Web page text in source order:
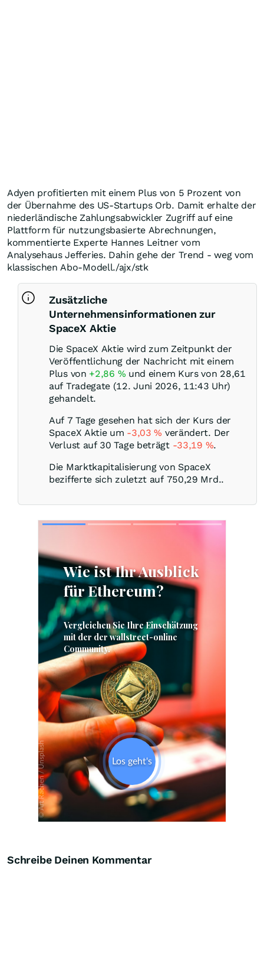
Adyen profitierten mit einem Plus von 5 Prozent von
der Übernahme des US-Startups Orb. Damit erhalte der
niederländische Zahlungsabwickler Zugriff auf eine
Plattform für nutzungsbasierte Abrechnungen,
kommentierte Experte Hannes Leitner vom
Analysehaus Jefferies. Dahin gehe der Trend - weg vom
klassischen Abo-Modell./ajx/stk
Zusätzliche
Unternehmensinformationen zur
SpaceX Aktie
Die SpaceX Aktie wird zum Zeitpunkt der
Veröffentlichung der Nachricht mit einem
Plus von +2,86 % und einem Kurs von 28,61
auf Tradegate (12. Juni 2026, 11:43 Uhr)
gehandelt.
Auf 7 Tage gesehen hat sich der Kurs der
SpaceX Aktie um -3,03% verändert. Der
Verlust auf 30 Tage beträgt -33,19 %.
Die Marktkapitalisierung von SpaceX
bezifferte sich zuletzt auf 750,29 Mrd..
Schreibe Deinen Kommentar